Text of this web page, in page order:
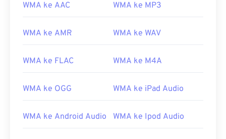
WMA ke AAC WMA ke MP3
WMA ke AMR WMA ke WAV
WMA ke FLAC WMA ke M4A
WMA ke OGG WMA ke iPad Audio
WMA ke Android Audio WMA ke Ipod Audio